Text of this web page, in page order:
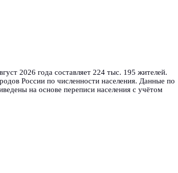
2026 года составляет 224 тыс. 195 жителей.
России по численности населения. Данные по
на основе переписи населения с учётом